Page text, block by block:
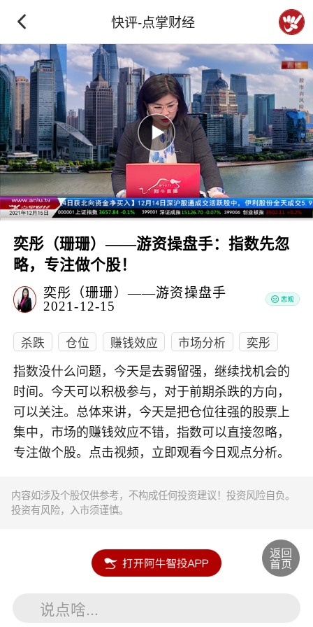
快评-点掌财经
奕彤（珊珊）——游资操盘手：指数先忽
略，专注做个股！
奕彤（珊珊）——游资操盘手
2021-12-15
杀跌 仓位 赚钱效应 市场分析 奕彤
指数没什么问题，今天是去弱留强，继续找机会的
时间。今天可以积极参与，对于前期杀跌的方向，
可以关注。总体来讲，今天是把仓位往强的股票上
集中，市场的赚钱效应不错，指数可以直接忽略，
专注做个股。点击视频，立即观看今日观点分析。
内容如涉及个股仅供参考，不构成任何投资建议！投资风险自负。
投资有风险，入市须谨慎。
说点啥...